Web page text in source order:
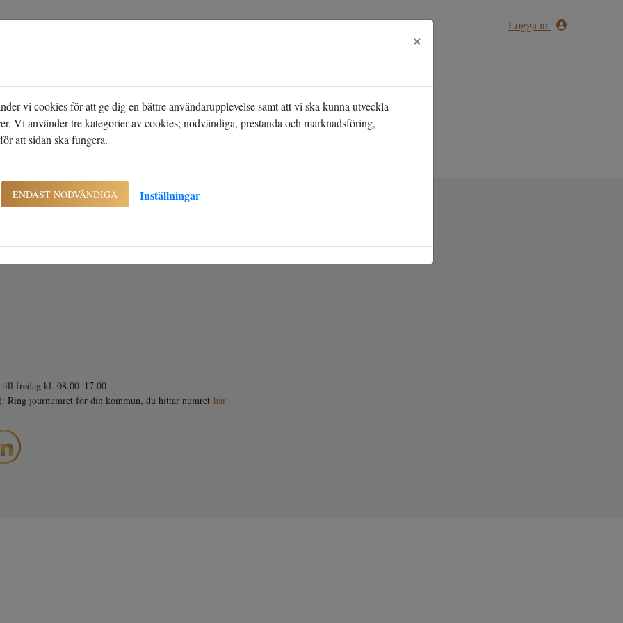
Logga in
ej visas
visas. Det kan t.ex. bero på att det inte längre finns tillgängligt att
till fredag kl. 08.00–17.00
Ring journumret för din kommun, du hittar numret här
×
vi cookies för att ge dig en bättre användarupplevelse samt att vi ska kunna utveckla
Vi använder tre kategorier av cookies; nödvändiga, prestanda och marknadsföring,
att sidan ska fungera.
ENDAST NÖDVÄNDIGA Inställningar